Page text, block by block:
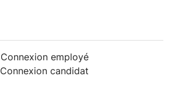
Connexion employé
Connexion candidat